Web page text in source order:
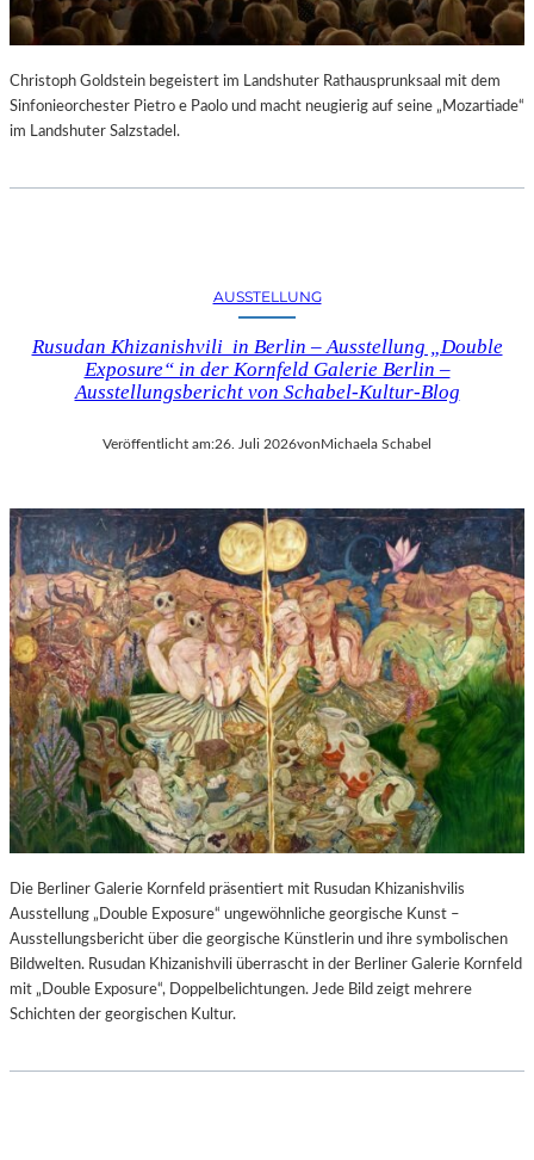
Christoph Goldstein begeistert im Landshuter Rathausprunksaal mit dem
Sinfonieorchester Pietro e Paolo und macht neugierig auf seine „Mozartiade“
im Landshuter Salzstadel.
AUSSTELLUNG
Rusudan Khizanishvili in Berlin – Ausstellung „Double
Exposure“ in der Kornfeld Galerie Berlin –
Ausstellungsbericht von Schabel-Kultur-Blog
Veröffentlicht am:26. Juli 2026vonMichaela Schabel
Die Berliner Galerie Kornfeld präsentiert mit Rusudan Khizanishvilis
Ausstellung „Double Exposure“ ungewöhnliche georgische Kunst –
Ausstellungsbericht über die georgische Künstlerin und ihre symbolischen
Bildwelten. Rusudan Khizanishvili überrascht in der Berliner Galerie Kornfeld
mit „Double Exposure“, Doppelbelichtungen. Jede Bild zeigt mehrere
Schichten der georgischen Kultur.